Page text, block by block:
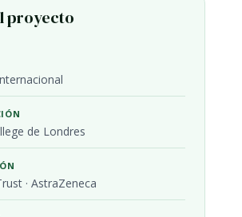
proyecto
de Londres
· AstraZeneca